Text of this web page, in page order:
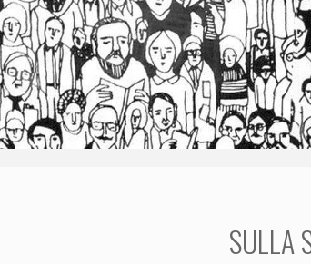
SULLA